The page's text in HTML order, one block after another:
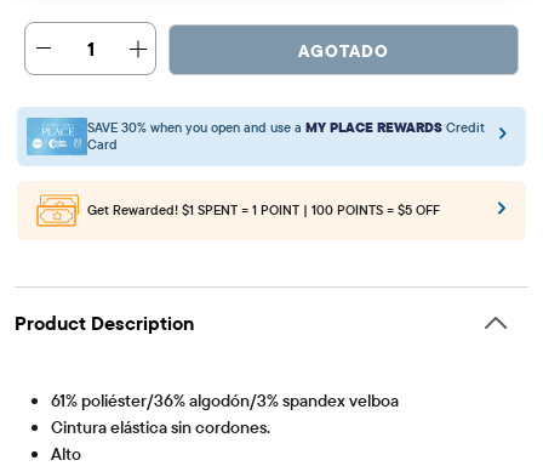
1 AGOTADO
SAVE 30% when you open and use a MY PLACE REWARDS Credit
Card
Get Rewarded! $1 SPENT = 1 POINT | 100 POINTS = $5 OFF
Product Description
61% poliéster/36% algodón/3% spandex velboa
Cintura elástica sin cordones.
Alto